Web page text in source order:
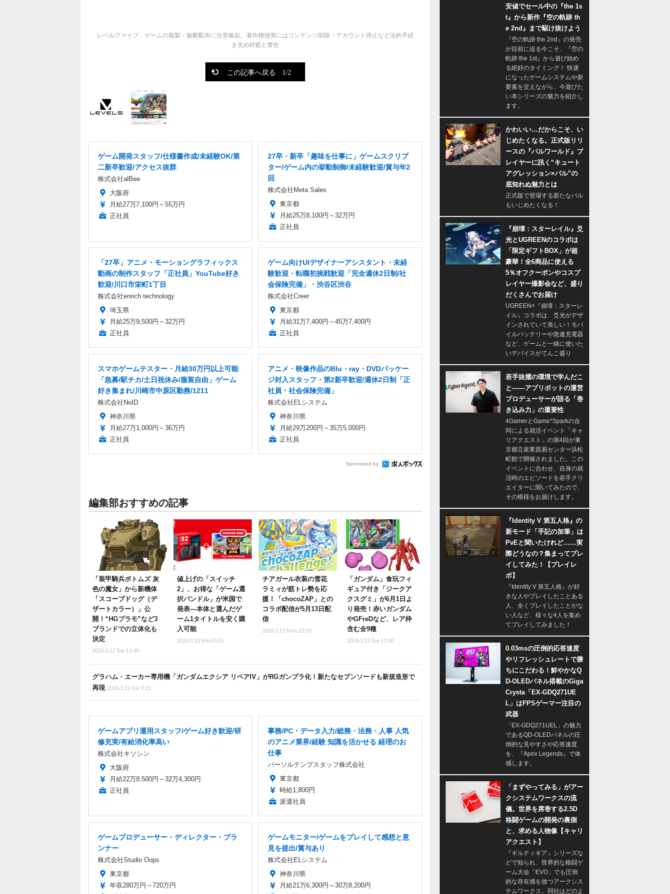
レベルファイブ、ゲームの複製・無断配布に注意喚起。著作権侵害にはコンテンツ削除・アカウント停止など法的手続
き含め対処と警告
この記事へ戻る 1/2
ゲーム開発スタッフ/仕様書作成/未経験OK/第
二新卒歓迎/アクセス抜群
株式会社alBee
大阪府
月給27万7,100円～55万円
正社員
27卒・新卒「趣味を仕事に」ゲームスクリプ
ター/ゲーム内の挙動制御/未経験歓迎/賞与年2
回
株式会社Meta Sales
東京都
月給25万8,100円～32万円
正社員
「27卒」アニメ・モーショングラフィックス
動画の制作スタッフ「正社員」YouTube好き
歓迎/川口市栄町1丁目
株式会社enrich technology
埼玉県
月給25万9,500円～32万円
正社員
ゲーム向けUIデザイナーアシスタント・未経
験歓迎・転職初挑戦歓迎「完全週休2日制/社
会保険完備」・渋谷区渋谷
株式会社Creer
東京都
月給31万7,400円～45万7,400円
正社員
スマホゲームテスター・月給30万円以上可能
「急募/駅チカ/土日祝休み/服装自由」ゲーム
好き集まれ/川崎市中原区勤務/1211
株式会社NoID
神奈川県
月給27万1,000円～36万円
正社員
アニメ・映像作品のBlu・ray・DVDパッケー
ジ封入スタッフ・第2新卒歓迎/週休2日制「正
社員・社会保険完備」
株式会社ELシステム
神奈川県
月給29万200円～35万5,000円
正社員
Sponsored by
編集部おすすめの記事
「装甲騎兵ボトムズ 灰
色の魔女」から新機体
「スコープドッグ（デ
ザートカラー）」公
開！“HGプラモ”など3
ブランドでの立体化も
決定
2026.5.12 Tue 13:40
値上げの「スイッチ
2」、お得な「ゲーム選
択バンドル」が米国で
発表―本体と選んだゲ
ーム1タイトルを安く購
入可能
2026.5.13 Wed 0:25
チアガール衣装の雪花
ラミィが筋トレ勢を応
援！「chocoZAP」との
コラボ配信が5月13日配
信
2026.5.11 Mon 22:10
「ガンダム」食玩フィ
ギュア付き「ジークア
クスグミ」が6月1日よ
り発売！赤いガンダム
やGFreDなど、レア枠
含む全9種
2026.5.12 Tue 11:00
グラハム・エーカー専用機「ガンダムエクシア リペアIV」がRGガンプラ化！新たなセブンソードも新規造形で
再現 2026.5.12 Tue 9:25
ゲームアプリ運用スタッフ/ゲーム好き歓迎/研
修充実/有給消化率高い
株式会社キソシン
大阪府
月給22万8,500円～32万4,300円
正社員
事務/PC・データ入力/総務・法務・人事 人気
のアニメ業界/経験 知識を活かせる 経理のお
仕事
パーソルテンプスタッフ株式会社
東京都
時給1,800円
派遣社員
ゲームプロデューサー・ディレクター・プラ
ンナー
株式会社Studio Oops
東京都
年収280万円～720万円
ゲームモニター/ゲームをプレイして感想と意
見を提出/賞与あり
株式会社ELシステム
神奈川県
月給21万6,300円～30万8,200円
安値でセール中の『the 1s
t』から新作『空の軌跡 th
e 2nd』まで駆け抜けよう
『空の軌跡 the 2nd』の発売
が目前に迫る今こそ、『空の
軌跡 the 1st』から遊び始め
る絶好のタイミング！ 快適
になったゲームシステムや新
要素を交えながら、今遊びた
い本シリーズの魅力を紹介し
ます。
かわいい…だからこそ、い
じめたくなる。正式版リリ
ースの『パルワールド』プ
レイヤーに訊く“キュート
アグレッション×パル”の
底知れぬ魅力とは
正式版で登場する新たなパル
もいじめたくなる！
『崩壊：スターレイル』爻
光とUGREENのコラボは
「限定ギフトBOX」が超
豪華！全6商品に使える
5％オフクーポンやコスプ
レイヤー撮影会など、盛り
だくさんでお届け
UGREEN×『崩壊：スターレ
イル』コラボは、爻光がデザ
インされていて美しい！モバ
イルバッテリーや急速充電器
など、ゲームと一緒に使いた
いデバイスがてんこ盛り
若手抜擢の環境で学んだこ
と――アプリボットの運営
プロデューサーが語る「巻
き込み力」の重要性
4GamerとGame*Sparkの合
同による就活イベント「キャ
リアクエスト」の第4回が東
京都立産業貿易センター浜松
町館で開催されました。この
イベントに合わせ、自身の就
活時のエピソードを若手クリ
エイターに聞いてみたので、
その模様をお届けします。
『Identity V 第五人格』の
新モード「手記の加筆」は
PvEと聞いたけれど……実
際どうなの？集まってプレ
イしてみた！【プレイレ
ポ】
『Identity V 第五人格』が好
きな人やプレイしたことある
人、全くプレイしたことがな
い人など、様々な4人を集め
てプレイしてみました！
0.03msの圧倒的応答速度
やリフレッシュレートで勝
ちにこだわる！鮮やかなQ
D-OLEDパネル搭載のGiga
Crysta「EX-GDQ271UE
L」はFPSゲーマー注目の
武器
「EX-GDQ271UEL」の魅力
であるQD-OLEDパネルの圧
倒的な見やすさや応答速度
を、『Apex Legends』で体
感します。
「まずやってみる」がアー
クシステムワークスの流
儀。世界を席巻する2.5D
格闘ゲームの開発の裏側
と、求める人物像【キャリ
アクエスト】
『ギルティギア』シリーズな
どで知られ、世界的な格闘ゲ
ーム大会「EVO」でも圧倒
的な存在感を放つアークシス
テムワークス。同社はどのよ